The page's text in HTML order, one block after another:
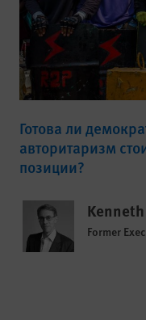
Готова ли
авторитаризм
позиции?
Former